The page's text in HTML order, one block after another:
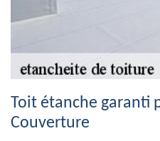
Toit étanche garanti
Couverture